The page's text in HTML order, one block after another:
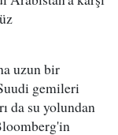
uzun bir
gemileri
da su yolundan